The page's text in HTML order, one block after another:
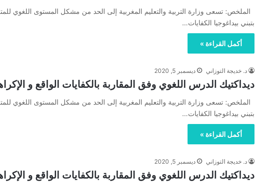
الملخص: تسعى وزارة التربية والتعليم المغربية إلى الحد من مشكل المستوى اللغوي
بتبني بيداغوجيا الكفايات…
أكمل القراءة »
د. خديجة التوزاني ديسمبر 5, 2020
ديداكتيك الدرس اللغوي وفق المقاربة بالكفايات الواقع و
الملخص: تسعى وزارة التربية والتعليم المغربية إلى الحد من مشكل المستوى اللغوي
بتبني بيداغوجيا الكفايات…
أكمل القراءة »
د. خديجة التوزاني ديسمبر 5, 2020
ديداكتيك الدرس اللغوي وفق المقاربة بالكفايات الواقع و